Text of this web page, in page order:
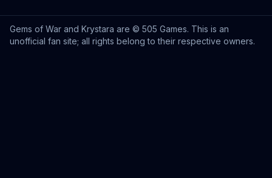
Gems of War and Krystara are © 505 Games. This is an
unofficial fan site; all rights belong to their respective owners.